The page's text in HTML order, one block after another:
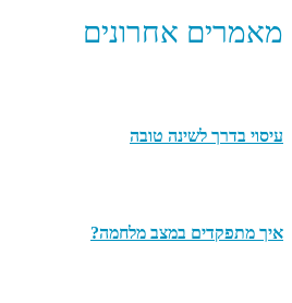
מאמרים אחרונים
עיסוי בדרך לשינה טובה
איך מתפקדים במצב מלחמה?